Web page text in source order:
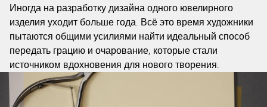
Иногда на разработку дизайна одного ювелирного
изделия уходит больше года. Всё это время художники
пытаются общими усилиями найти идеальный способ
передать грацию и очарование, которые стали
источником вдохновения для нового творения.